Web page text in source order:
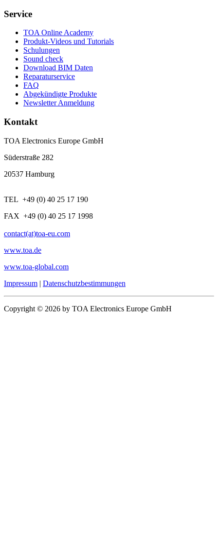
Service
TOA Online Academy
Produkt-Videos und Tutorials
Schulungen
Sound check
Download BIM Daten
Reparaturservice
FAQ
Abgekündigte Produkte
Newsletter Anmeldung
Kontakt
TOA Electronics Europe GmbH
Süderstraße 282
20537 Hamburg
TEL +49 (0) 40 25 17 190
FAX +49 (0) 40 25 17 1998
contact(at)toa-eu.com
www.toa.de
www.toa-global.com
Impressum | Datenschutzbestimmungen
Copyright © 2026 by TOA Electronics Europe GmbH